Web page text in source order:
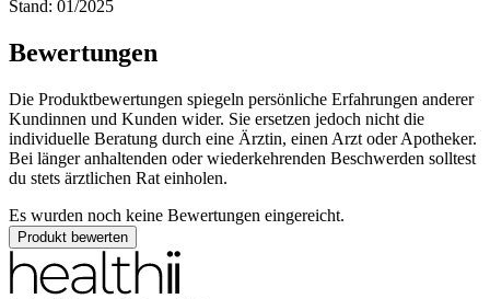
Stand: 01/2025
Bewertungen
Die Produktbewertungen spiegeln persönliche Erfahrungen anderer
Kundinnen und Kunden wider. Sie ersetzen jedoch nicht die
individuelle Beratung durch eine Ärztin, einen Arzt oder Apotheker.
Bei länger anhaltenden oder wiederkehrenden Beschwerden solltest
du stets ärztlichen Rat einholen.
Es wurden noch keine Bewertungen eingereicht.
Produkt bewerten